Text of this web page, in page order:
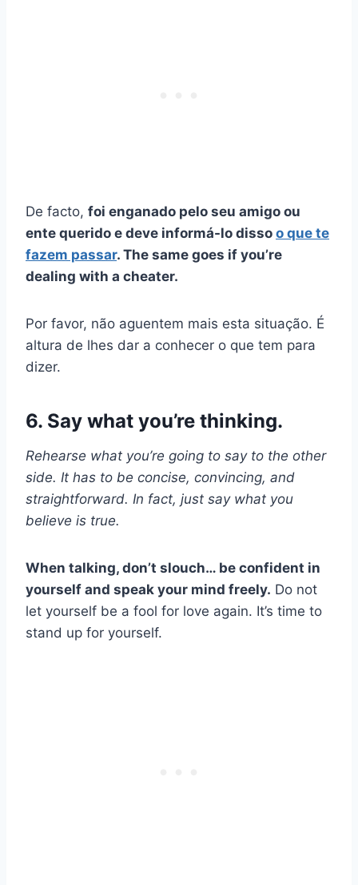
De facto, foi enganado pelo seu amigo ou
ente querido e deve informá-lo disso o que te
fazem passar. The same goes if you’re
dealing with a cheater.
Por favor, não aguentem mais esta situação. É
altura de lhes dar a conhecer o que tem para
dizer.
6. Say what you’re thinking.
Rehearse what you’re going to say to the other
side. It has to be concise, convincing, and
straightforward. In fact, just say what you
believe is true.
When talking, don’t slouch… be confident in
yourself and speak your mind freely. Do not
let yourself be a fool for love again. It’s time to
stand up for yourself.